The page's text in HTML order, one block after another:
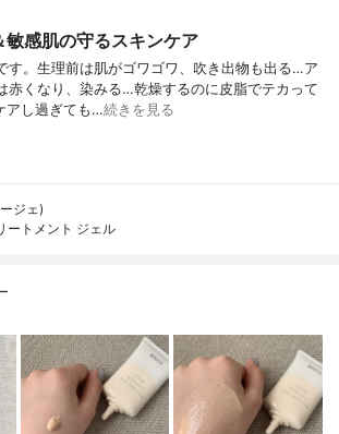
敏感肌の守るスキンケア
す。生理前は肌がゴワゴワ、吹き出物も出る…ア
赤くなり、染みる…乾燥するのに皮脂でテカって
アし過ぎても…続きを見る
ジェ)
ートメント ジェル